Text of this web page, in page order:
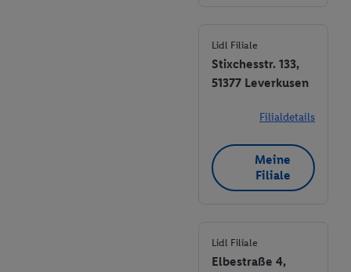
Lidl Filiale
Stixchesstr. 133,
51377 Leverkusen
Filialdetails
Meine
Filiale
Lidl Filiale
Elbestraße 4,